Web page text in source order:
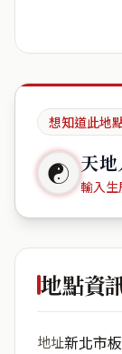
想知道此地
☯ 天
輸入
地點資
地址新北市